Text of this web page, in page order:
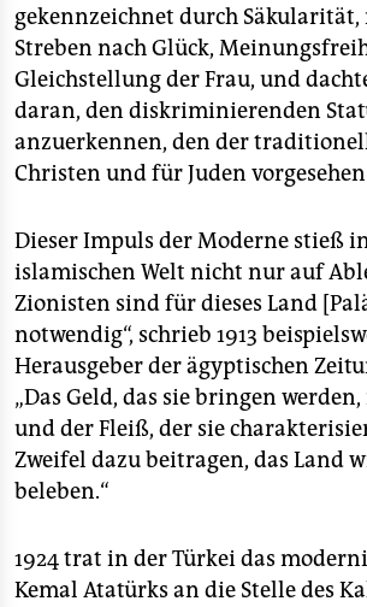
gekennzeichnet durch
Streben nach Glück,
Gleichstellung der Frau, und
daran, den diskriminierenden
anzuerkennen, den der
Christen und für Juden
Dieser Impuls der Moderne stieß
islamischen Welt nicht nur auf
Zionisten sind für dieses Land
notwendig“, schrieb 1913
Herausgeber der ägyptischen
„Das Geld, das sie bringen
und der Fleiß, der sie
Zweifel dazu beitragen, das Land
beleben.“
1924 trat in der Türkei das
Kemal Atatürks an die Stelle des